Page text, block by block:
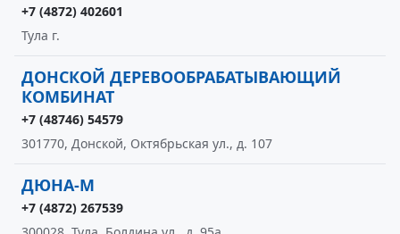
+7 (4872) 402601
Тула г.
ДОНСКОЙ ДЕРЕВООБРАБАТЫВАЮЩИЙ
КОМБИНАТ
+7 (48746) 54579
301770, Донской, Октябрьская ул., д. 107
ДЮНА-М
+7 (4872) 267539